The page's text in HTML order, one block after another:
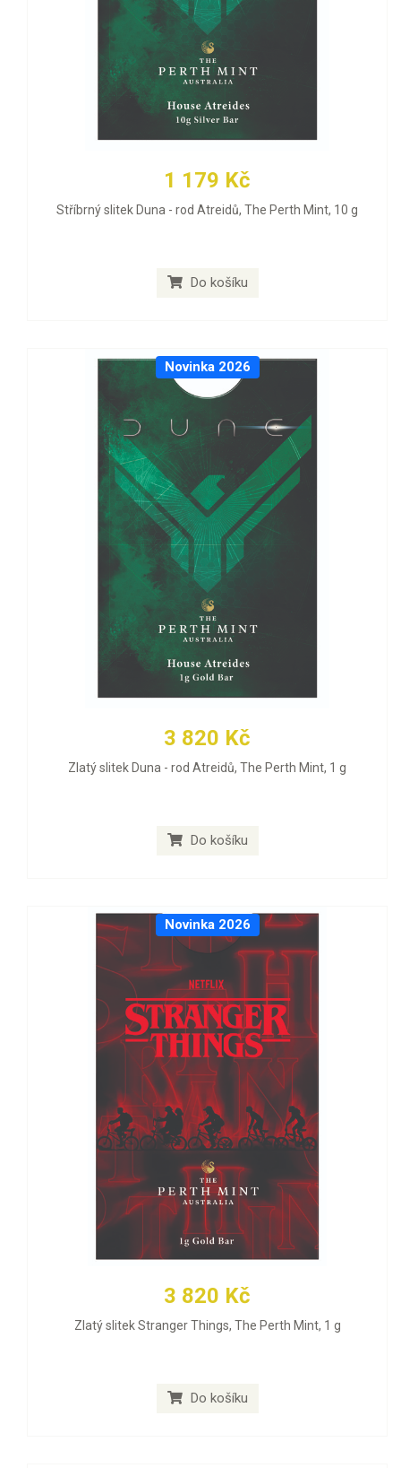
1 179 Kč
Stříbrný slitek Duna - rod Atreidů, The Perth Mint, 10 g
Do košíku
Novinka 2026
3 820 Kč
Zlatý slitek Duna - rod Atreidů, The Perth Mint, 1 g
Do košíku
Novinka 2026
3 820 Kč
Zlatý slitek Stranger Things, The Perth Mint, 1 g
Do košíku